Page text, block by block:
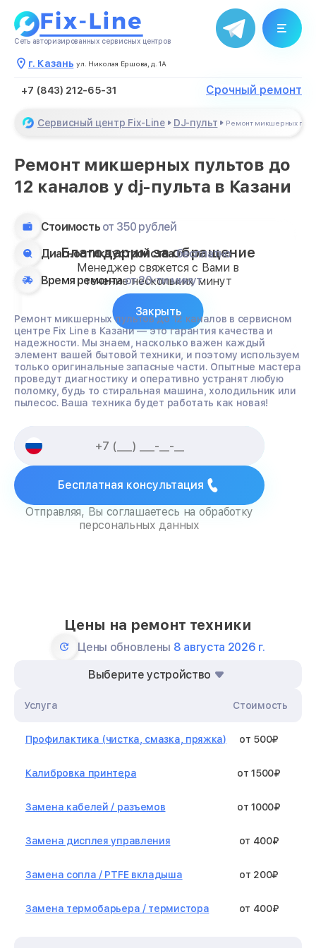
Сеть авторизированных сервисных центров
г. Казань ул. Николая Ершова, д. 1А
+7 (843) 212-65-31 Срочный ремонт
Сервисный центр Fix-Line DJ-пульт Ремонт микшерных
Ремонт микшерных пультов до
12 каналов у dj-пульта в Казани
Стоимость от 350 рублей
Диагностика устройствабесплатно
Время ремонтаот 20-ти минут
Ремонт микшерных пультов до 12 каналов в сервисном
центре Fix Line в Казани — это гарантия качества и
надежности. Мы знаем, насколько важен каждый
элемент вашей бытовой техники, и поэтому используем
только оригинальные запасные части. Опытные мастера
проведут диагностику и оперативно устранят любую
поломку, будь то стиральная машина, холодильник или
пылесос. Ваша техника будет работать как новая!
Бесплатная консультация
Отправляя, Вы соглашаетесь на обработку
персональных данных
Цены на ремонт техники
Цены обновлены 8 августа 2026 г.
Выберите устройство
Услуга Стоимость
Профилактика (чистка, смазка, пряжка) от 500₽
Калибровка принтера от 1500₽
Замена кабелей / разъемов от 1000₽
Замена дисплея управления от 400₽
Замена сопла / PTFE вкладыша от 200₽
Замена термобарьера / термистора от 400₽
Благодарим за обращение
Менеджер свяжется с Вами в
течение нескольких минут
Закрыть